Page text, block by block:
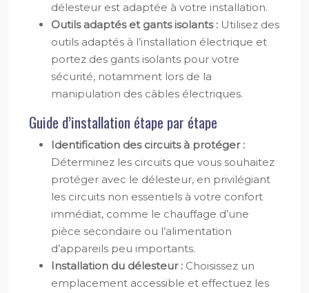
délesteur est adaptée à votre installation.
Outils adaptés et gants isolants : Utilisez des
outils adaptés à l’installation électrique et
portez des gants isolants pour votre
sécurité, notamment lors de la
manipulation des câbles électriques.
Guide d’installation étape par étape
Identification des circuits à protéger :
Déterminez les circuits que vous souhaitez
protéger avec le délesteur, en privilégiant
les circuits non essentiels à votre confort
immédiat, comme le chauffage d’une
pièce secondaire ou l’alimentation
d’appareils peu importants.
Installation du délesteur : Choisissez un
emplacement accessible et effectuez les